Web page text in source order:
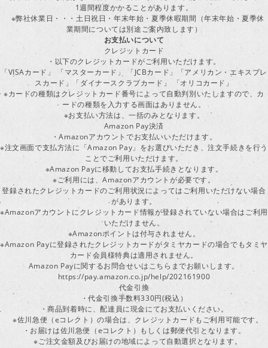
1週間程度かかることがあります。
※弊社休業日・・・土日祝日・年末年始・夏季休暇期間（年末年始・夏季休
業期間については別途ご案内致します）
お支払いについて
クレジットカード
・以下のクレジットカードがご利用いただけます。
「VISAカード」 「マスターカード」 「JCBカード」「アメリカン・エキスプレ
スカード」「ダイナースクラブカード」 「オリコカード」
※カードの種類はクレジットカード番号によって自動判別いたしますので、カ
ードの種類を入力する画面はありません。
※お支払い方法は、一括のみとなります。
Amazon Pay決済
・Amazonアカウントでお支払いいただけます。
※注文画面で支払方法に「Amazon Pay」をお選びいただき、注文手続きを行う
ことでご利用いただけます。
※Amazon Payに移動してお支払手続きとなります。
※ご利用には、Amazonアカウントが必要です。
登録されたクレジットカードのご利用状況によってはご利用いただけない場合
があります。
※Amazonアカウントにクレジットカード情報が登録されていない場合はご利用
いただけません。
※Amazonポイントは付与されません。
※Amazon Payに登録されたクレジットカードがタミヤカードの場合でもタミヤ
カード会員様特典は適用されません。
Amazon Payに関するお問合せいはこちらまでお願いします。
https://pay.amazon.co.jp/help/202161900
代金引換
・代金引換手数料330円(税込）
・商品到着時に、配達員に現金にてお支払いください。
※佐川急便（eコレクト）の場合は、クレジットカードもご利用可能です。
・お届けは佐川急便（eコレクト）もしくは郵便代引となります。
※ご注文金額及びお届けの地域によって自動選択となります。